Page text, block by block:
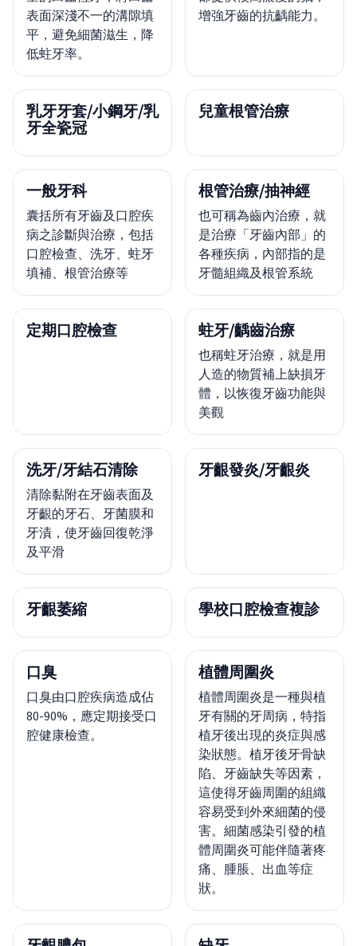
表面深淺不一的溝隙填
平，避免細菌滋生，降
低蛀牙率。
增強牙齒的抗齲能力。
乳牙牙套/小鋼牙/乳
牙全瓷冠
兒童根管治療
一般牙科
囊括所有牙齒及口腔疾
病之診斷與治療，包括
口腔檢查、洗牙、蛀牙
填補、根管治療等
根管治療/抽神經
也可稱為齒內治療，就
是治療「牙齒內部」的
各種疾病，內部指的是
牙髓組織及根管系統
定期口腔檢查 蛀牙/齲齒治療
也稱蛀牙治療，就是用
人造的物質補上缺損牙
體，以恢復牙齒功能與
美觀
洗牙/牙結石清除
清除黏附在牙齒表面及
牙齦的牙石、牙菌膜和
牙漬，使牙齒回復乾淨
及平滑
牙齦發炎/牙齦炎
牙齦萎縮 學校口腔檢查複診
口臭
口臭由口腔疾病造成佔
80-90%，應定期接受口
腔健康檢查。
植體周圍炎
植體周圍炎是一種與植
牙有關的牙周病，特指
植牙後出現的炎症與感
染狀態。植牙後牙骨缺
陷、牙齒缺失等因素，
這使得牙齒周圍的組織
容易受到外來細菌的侵
害。細菌感染引發的植
體周圍炎可能伴隨著疼
痛、腫脹、出血等症
狀。